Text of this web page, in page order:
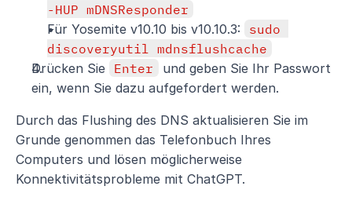
-HUP mDNSResponder
Für Yosemite v10.10 bis v10.10.3:
sudo
discoveryutil mdnsflushcache
Drücken Sie Enter
und geben Sie Ihr Passwort
ein, wenn Sie dazu aufgefordert werden.
Durch das Flushing des DNS aktualisieren Sie im
Grunde genommen das Telefonbuch Ihres
Computers und lösen möglicherweise
Konnektivitätsprobleme mit ChatGPT.